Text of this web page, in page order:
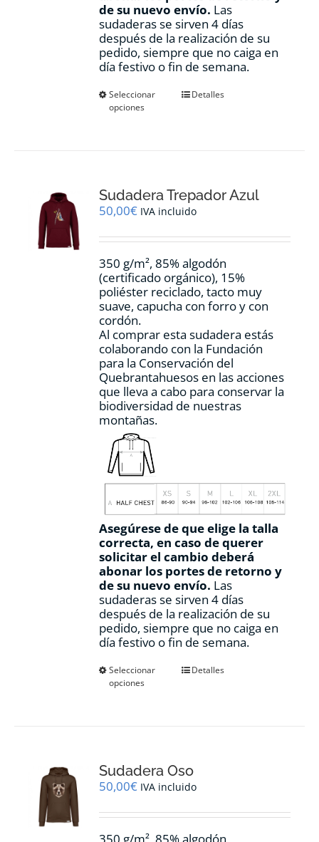
de su nuevo envío. Las
sudaderas se sirven 4 días
después de la realización de su
pedido, siempre que no caiga en
día festivo o fin de semana.
Seleccionar
opciones
Este
se
pueden
en
página
de
producto
Detalles
Sudadera Trepador Azul
50,00€ IVA incluido
350 g/m², 85% algodón
(certificado orgánico), 15%
poliéster reciclado, tacto muy
suave, capucha con forro y con
cordón.
Al comprar esta sudadera estás
colaborando con la Fundación
para la Conservación del
Quebrantahuesos en las acciones
que lleva a cabo para conservar la
biodiversidad de nuestras
montañas.
Asegúrese de que elige la talla
correcta, en caso de querer
solicitar el cambio deberá
abonar los portes de retorno y
de su nuevo envío. Las
sudaderas se sirven 4 días
después de la realización de su
pedido, siempre que no caiga en
día festivo o fin de semana.
Seleccionar
opciones
Este
se
pueden
en
Detalles
Sudadera Oso
50,00€ IVA incluido
350 g/m², 85% algodón